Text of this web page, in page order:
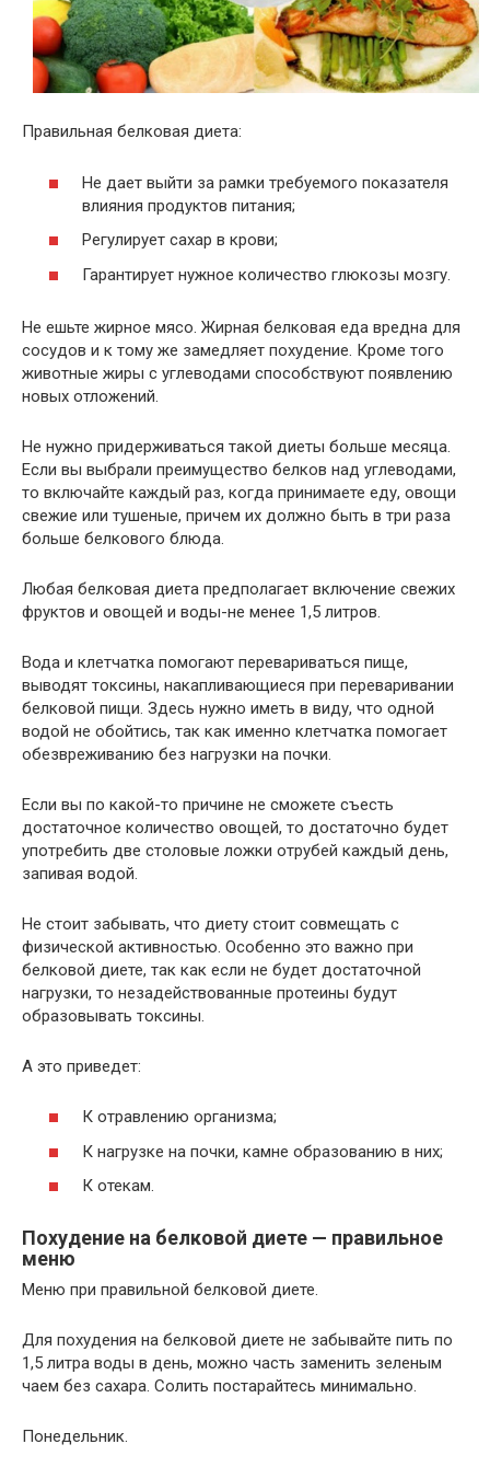
Правильная белковая диета:
Не дает выйти за рамки требуемого показателя
влияния продуктов питания;
Регулирует сахар в крови;
Гарантирует нужное количество глюкозы мозгу.
Не ешьте жирное мясо. Жирная белковая еда вредна для
сосудов и к тому же замедляет похудение. Кроме того
животные жиры с углеводами способствуют появлению
новых отложений.
Не нужно придерживаться такой диеты больше месяца.
Если вы выбрали преимущество белков над углеводами,
то включайте каждый раз, когда принимаете еду, овощи
свежие или тушеные, причем их должно быть в три раза
больше белкового блюда.
Любая белковая диета предполагает включение свежих
фруктов и овощей и воды-не менее 1,5 литров.
Вода и клетчатка помогают перевариваться пище,
выводят токсины, накапливающиеся при переваривании
белковой пищи. Здесь нужно иметь в виду, что одной
водой не обойтись, так как именно клетчатка помогает
обезвреживанию без нагрузки на почки.
Если вы по какой-то причине не сможете съесть
достаточное количество овощей, то достаточно будет
употребить две столовые ложки отрубей каждый день,
запивая водой.
Не стоит забывать, что диету стоит совмещать с
физической активностью. Особенно это важно при
белковой диете, так как если не будет достаточной
нагрузки, то незадействованные протеины будут
образовывать токсины.
А это приведет:
К отравлению организма;
К нагрузке на почки, камне образованию в них;
К отекам.
Похудение на белковой диете — правильное
меню
Меню при правильной белковой диете.
Для похудения на белковой диете не забывайте пить по
1,5 литра воды в день, можно часть заменить зеленым
чаем без сахара. Солить постарайтесь минимально.
Понедельник.